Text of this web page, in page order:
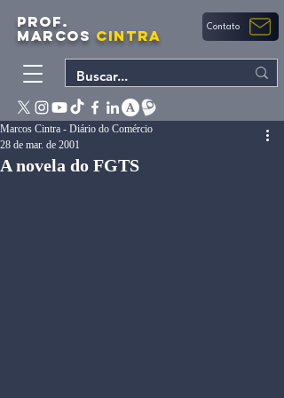
PROF.
MARCOS CINTRA Contato
A novela do FGTS
Marcos Cintra - Diário do Comércio
28 de mar. de 2001